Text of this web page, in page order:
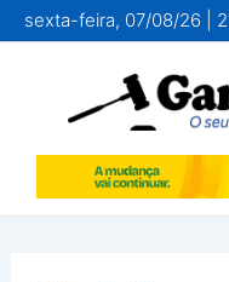
para
conteúdo
sexta-feira, 07/08/26 |